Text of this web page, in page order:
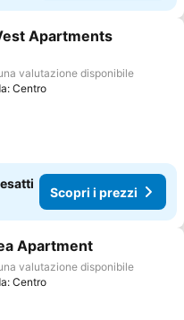
ai preferiti
Apartments
valutazione disponibile
Centro
Scopri i prezzi
ai preferiti
Apartment
valutazione disponibile
Centro